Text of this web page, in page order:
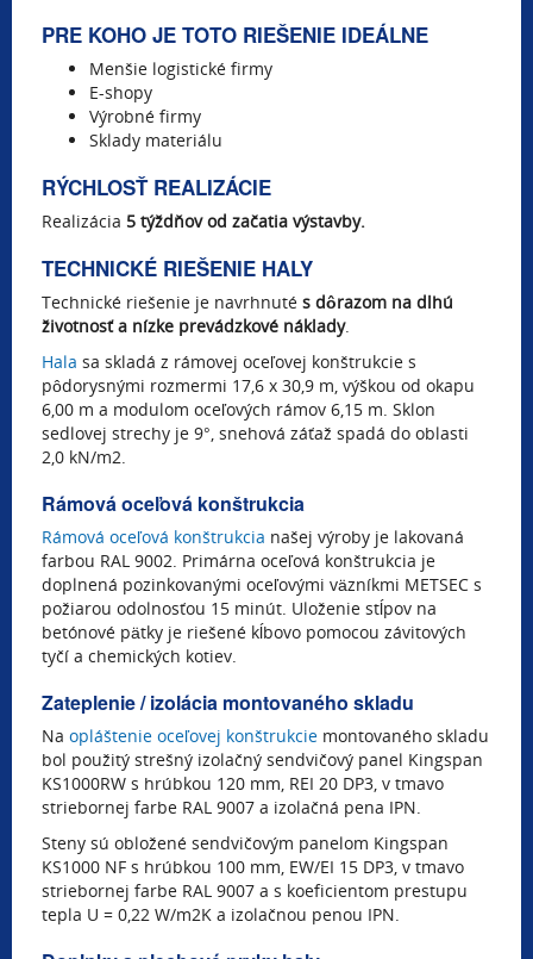
PRE KOHO JE TOTO RIEŠENIE IDEÁLNE
Menšie logistické firmy
E-shopy
Výrobné firmy
Sklady materiálu
RÝCHLOSŤ REALIZÁCIE
Realizácia 5 týždňov od začatia výstavby.
TECHNICKÉ RIEŠENIE HALY
Technické riešenie je navrhnuté s dôrazom na dlhú
životnosť a nízke prevádzkové náklady.
Hala sa skladá z rámovej oceľovej konštrukcie s
pôdorysnými rozmermi 17,6 x 30,9 m, výškou od okapu
6,00 m a modulom oceľových rámov 6,15 m. Sklon
sedlovej strechy je 9°, snehová záťaž spadá do oblasti
2,0 kN/m2.
Rámová oceľová konštrukcia
Rámová oceľová konštrukcia našej výroby je lakovaná
farbou RAL 9002. Primárna oceľová konštrukcia je
doplnená pozinkovanými oceľovými väzníkmi METSEC s
požiarou odolnosťou 15 minút. Uloženie stĺpov na
betónové pätky je riešené kĺbovo pomocou závitových
tyčí a chemických kotiev.
Zateplenie / izolácia montovaného skladu
Na opláštenie oceľovej konštrukcie montovaného skladu
bol použitý strešný izolačný sendvičový panel Kingspan
KS1000RW s hrúbkou 120 mm, REI 20 DP3, v tmavo
striebornej farbe RAL 9007 a izolačná pena IPN.
Steny sú obložené sendvičovým panelom Kingspan
KS1000 NF s hrúbkou 100 mm, EW/EI 15 DP3, v tmavo
striebornej farbe RAL 9007 a s koeficientom prestupu
tepla U = 0,22 W/m2K a izolačnou penou IPN.